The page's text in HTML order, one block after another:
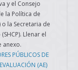
y el Consejo
la Política de
o la Secretaria de
Llenar el
anexo.
PÚBLICOS DE
(AE)